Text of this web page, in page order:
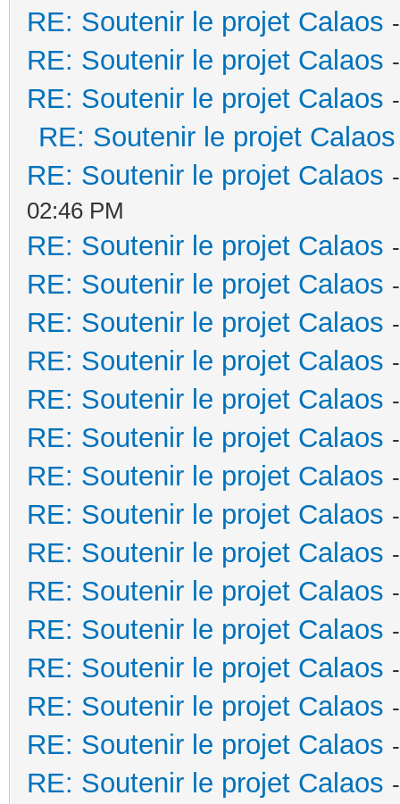
RE: Soutenir le projet Calaos
RE: Soutenir le projet Calaos
RE: Soutenir le projet Calaos
RE: Soutenir le projet Calaos
RE: Soutenir le projet Calaos
02:46 PM
RE: Soutenir le projet Calaos
RE: Soutenir le projet Calaos
RE: Soutenir le projet Calaos
RE: Soutenir le projet Calaos
RE: Soutenir le projet Calaos
RE: Soutenir le projet Calaos
RE: Soutenir le projet Calaos
RE: Soutenir le projet Calaos
RE: Soutenir le projet Calaos
RE: Soutenir le projet Calaos
RE: Soutenir le projet Calaos
RE: Soutenir le projet Calaos
RE: Soutenir le projet Calaos
RE: Soutenir le projet Calaos
RE: Soutenir le projet Calaos